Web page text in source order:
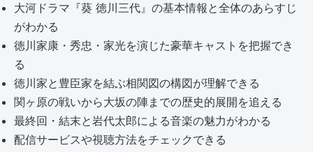
大河ドラマ『葵 徳川三代』の基本情報と全体のあらすじ
がわかる
徳川家康・秀忠・家光を演じた豪華キャストを把握でき
る
徳川家と豊臣家を結ぶ相関図の構図が理解できる
関ヶ原の戦いから大坂の陣までの歴史的展開を追える
最終回・結末と岩代太郎による音楽の魅力がわかる
配信サービスや視聴方法をチェックできる